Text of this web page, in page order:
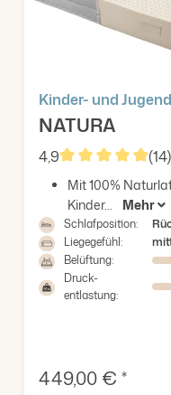
Kinder- und
NATURA
4,9
(14)
Mit 100%
Kinder...
Mehr
Schlafposition:
Liegegefühl:
Belüftung:
Druck-
entlastung:
Verkaufspreis:
449,00 € *